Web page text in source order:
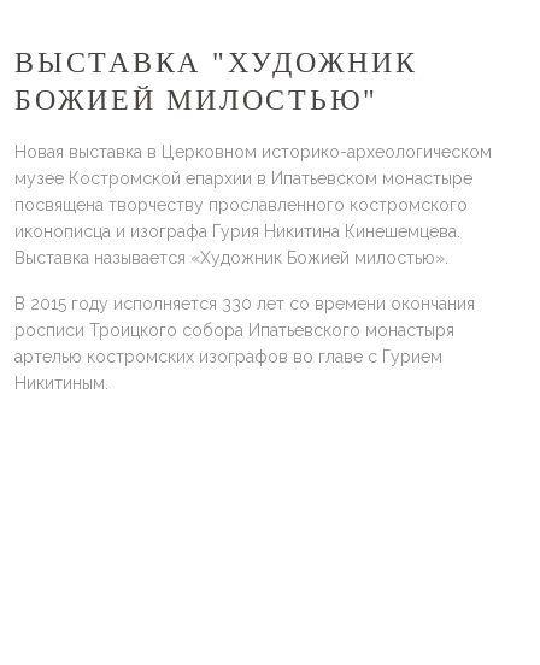
ВЫСТАВКА "ХУДОЖНИК
БОЖИЕЙ МИЛОСТЬЮ"
Новая выставка в Церковном историко-археологическом
музее Костромской епархии в Ипатьевском монастыре
посвящена творчеству прославленного костромского
иконописца и изографа Гурия Никитина Кинешемцева.
Выставка называется «Художник Божией милостью».
В 2015 году исполняется 330 лет со времени окончания
росписи Троицкого собора Ипатьевского монастыря
артелью костромских изографов во главе с Гурием
Никитиным.